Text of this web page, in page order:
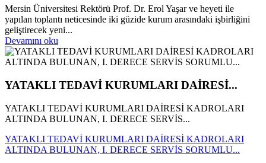
Mersin Üniversitesi Rektörü Prof. Dr. Erol Yaşar ve heyeti ile
yapılan toplantı neticesinde iki güzide kurum arasındaki işbirliğini
geliştirecek yeni...
Devamını oku
YATAKLI TEDAVİ KURUMLARI DAİRESİ...
YATAKLI TEDAVİ KURUMLARI DAİRESİ KADROLARI
ALTINDA BULUNAN, I. DERECE SERVİS...
YATAKLI TEDAVİ KURUMLARI DAİRESİ KADROLARI
ALTINDA BULUNAN, I. DERECE SERVİS SORUMLU...